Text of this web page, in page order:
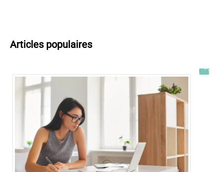
Articles populaires
Tout savoir sur l’ENT UT2J